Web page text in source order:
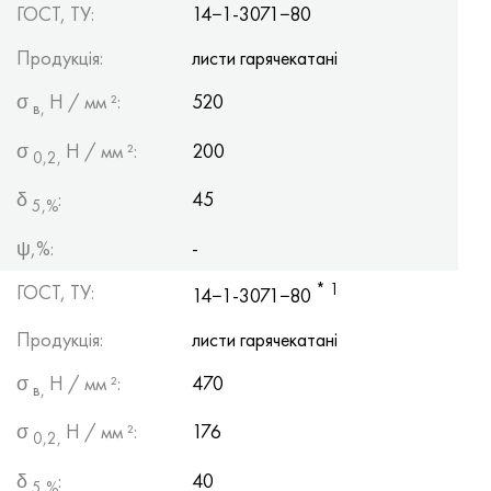
ГОСТ, ТУ:
14−1-3071−80
Продукція:
листи гарячекатані
σ в, Н / мм ²:
520
σ 0,2, Н / мм ²:
200
δ 5,%:
45
ψ,%:
-
ГОСТ, ТУ:
14−1-3071−80 * 1
Продукція:
листи гарячекатані
σ в, Н / мм ²:
470
σ 0,2, Н / мм ²:
176
δ
: 40
Хастеллой C-276
Хастеллой C2000
Хастеллой 3
Удимет 720
40ХФА, 1.7223, aisi 4142
45Х, 45h, 1.7035
45ХН2МФА, k2425, 45hnmf